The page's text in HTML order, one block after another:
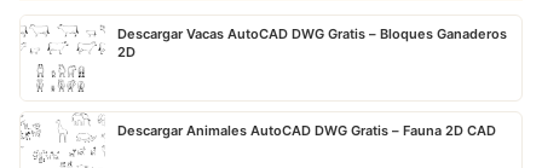
Descargar Vacas AutoCAD DWG Gratis – Bloques Ganaderos
2D
Descargar Animales AutoCAD DWG Gratis – Fauna 2D CAD